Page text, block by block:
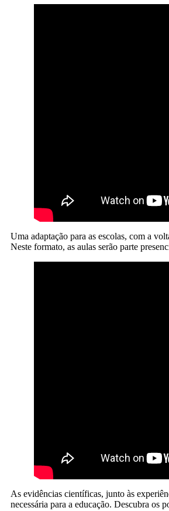
Uma adaptação para as escolas, com a
Neste formato, as aulas serão parte
As evidências científicas, junto às
necessária para a educação. Descubra os